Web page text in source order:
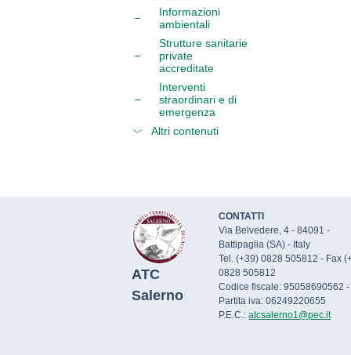
Informazioni
ambientali
Strutture sanitarie
private
accreditate
Interventi
straordinari e di
emergenza
Altri contenuti
ATC
Salerno
CONTATTI
Via Belvedere, 4 - 84091 -
Battipaglia (SA) - Italy
Tel. (+39) 0828 505812 - Fax
0828 505812
Codice fiscale: 95058690562 -
Partita iva: 06249220655
P.E.C.:atcsalerno1@pec.it